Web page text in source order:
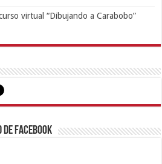
virtual “Dibujando a Carabobo”
Facebook